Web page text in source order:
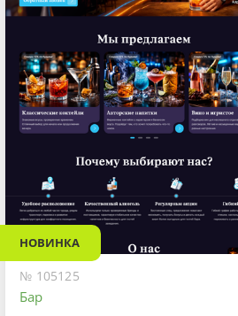
НОВИНКА
№ 105125
Бар